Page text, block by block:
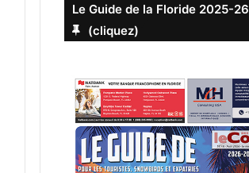
Le Guide de la Floride 2025-26
(cliquez)